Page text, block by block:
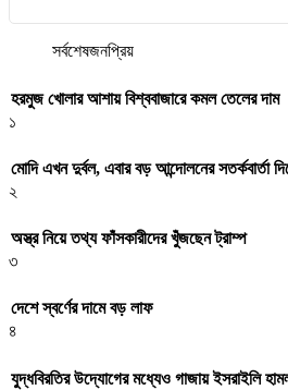
সর্বশেষজনপ্রিয়
হরমুজ খোলার আশায় বিশ্ববাজারে কমল তেলের দাম
১
মোদি এখন দুর্বল, এবার বড় আন্দোলনের সতর্কবার্তা
২
অস্ত্র নিয়ে তথ্য ফাঁসকারীদের খুঁজছেন ট্রাম্প
৩
দেশে স্বর্ণের দামে বড় লাফ
৪
যুদ্ধবিরতির উদ্যোগের মধ্যেও গাজায় ইসরাইলি